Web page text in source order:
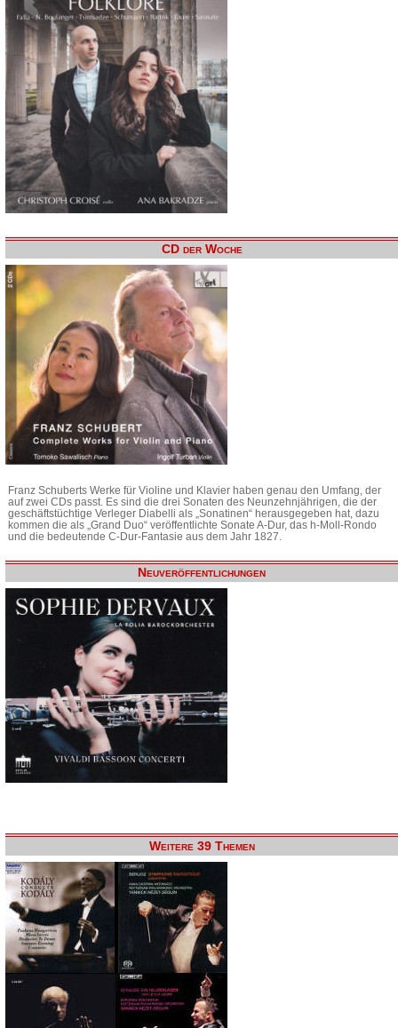
CD der Woche
Franz Schuberts Werke für Violine und Klavier haben genau den Umfang, der
auf zwei CDs passt. Es sind die drei Sonaten des Neunzehnjährigen, die der
geschäftstüchtige Verleger Diabelli als „Sonatinen“ herausgegeben hat, dazu
kommen die als „Grand Duo“ veröffentlichte Sonate A-Dur, das h-Moll-Rondo
und die bedeutende C-Dur-Fantasie aus dem Jahr 1827.
Neuveröffentlichungen
Weitere 39 Themen